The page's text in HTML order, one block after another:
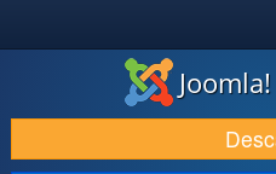
DESCARCĂ & ȘI EXTINDE
DESCOPERĂ & ÎNVAȚĂ